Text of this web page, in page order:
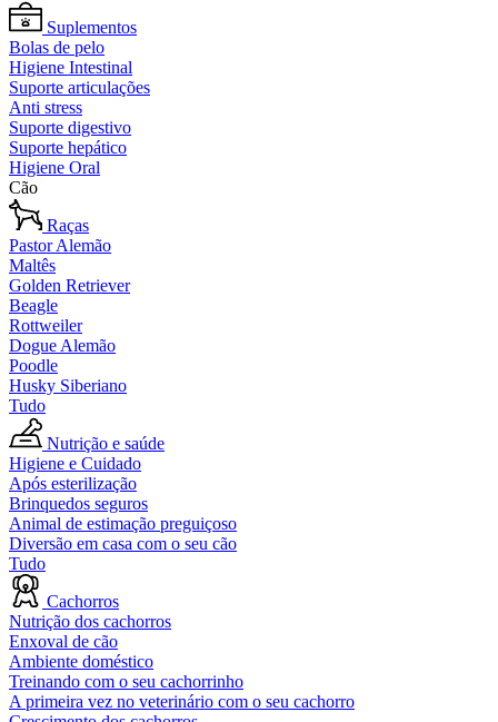
Suplementos
Bolas de pelo
Higiene Intestinal
Suporte articulações
Anti stress
Suporte digestivo
Suporte hepático
Higiene Oral
Cão
Raças
Pastor Alemão
Maltês
Golden Retriever
Beagle
Rottweiler
Dogue Alemão
Poodle
Husky Siberiano
Tudo
Nutrição e saúde
Higiene e Cuidado
Após esterilização
Brinquedos seguros
Animal de estimação preguiçoso
Diversão em casa com o seu cão
Tudo
Cachorros
Nutrição dos cachorros
Enxoval de cão
Ambiente doméstico
Treinando com o seu cachorrinho
A primeira vez no veterinário com o seu cachorro